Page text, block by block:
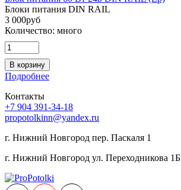
Блоки питания DIN RAIL
3 000руб
Количество: много
В корзину
Подробнее
Контакты
+7 904 391-34-18
propotolkinn@yandex.ru
г. Нижний Новгород пер. Паскаля 1
г. Нижний Новгород ул. Переходникова 1Б